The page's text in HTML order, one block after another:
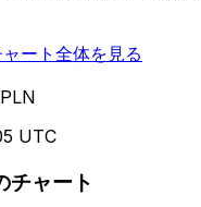
ート全体を見る
UTC
チャート